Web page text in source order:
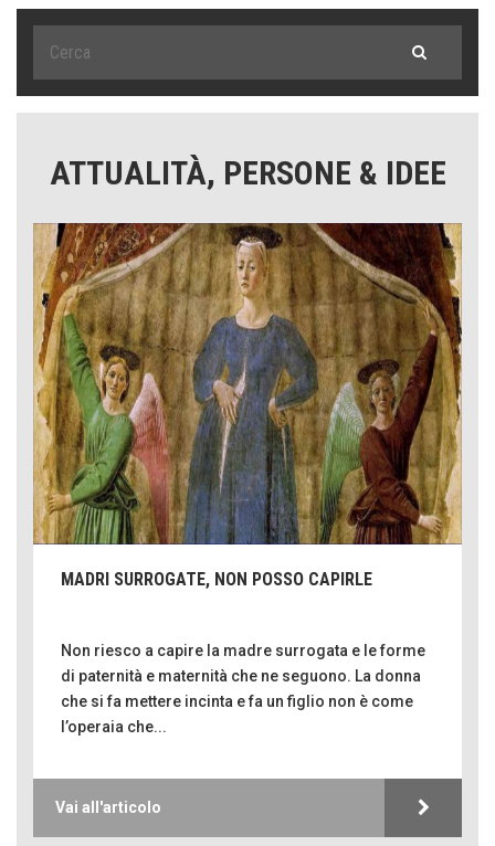
ATTUALITÀ, PERSONE & IDEE
MADRI SURROGATE, NON POSSO CAPIRLE
Non riesco a capire la madre surrogata e le forme
di paternità e maternità che ne seguono. La donna
che si fa mettere incinta e fa un figlio non è come
l’operaia che...
Vai all'articolo